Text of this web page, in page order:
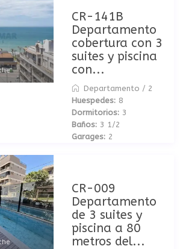
CR-141B
Departamento
cobertura con 3
suites y piscina
con...
Departamento / 2
Huespedes: 8
Dormitorios: 3
Baños: 3 1/2
Garages: 2
CR-009
Departamento
de 3 suites y
piscina a 80
metros del...